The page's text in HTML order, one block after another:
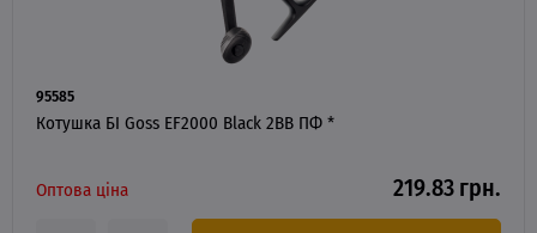
95585
Котушка БІ Goss EF2000 Black 2BB ПФ *
Оптова ціна 219.83 грн.